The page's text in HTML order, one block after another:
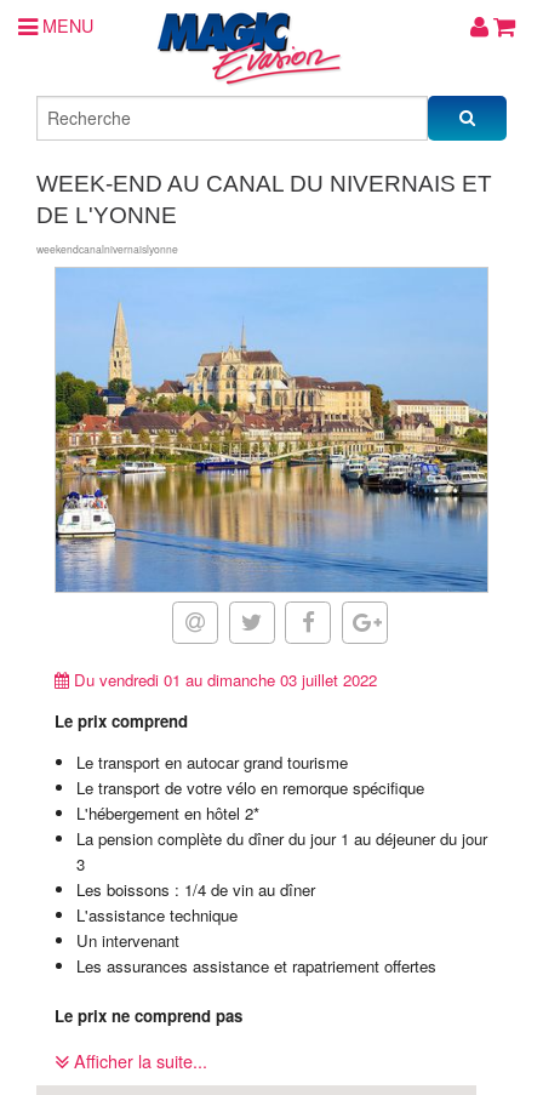
MENU
WEEK-END AU CANAL DU NIVERNAIS ET
DE L'YONNE
weekendcanalnivernaislyonne
Du vendredi 01 au dimanche 03 juillet 2022
Le prix comprend
Le transport en autocar grand tourisme
Le transport de votre vélo en remorque spécifique
L'hébergement en hôtel 2*
La pension complète du dîner du jour 1 au déjeuner du jour
3
Les boissons : 1/4 de vin au dîner
L'assistance technique
Un intervenant
Les assurances assistance et rapatriement offertes
Le prix ne comprend pas
Le déjeuner du jour 1
L'assurance annulation : 20 euros
Afficher la suite...